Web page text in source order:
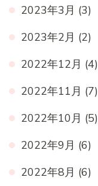
2023年3月 (3)
2023年2月 (2)
2022年12月 (4)
2022年11月 (7)
2022年10月 (5)
2022年9月 (6)
2022年8月 (6)